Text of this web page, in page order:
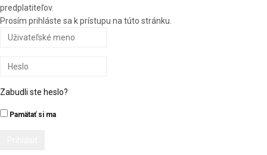
predplatiteľov.
Prosím prihláste sa k prístupu na túto stránku.
Zabudli ste heslo?
Pamätať si ma